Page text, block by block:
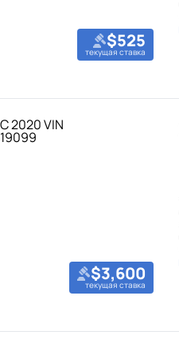
$525
текущая ставка
$3,600
текущая ставка